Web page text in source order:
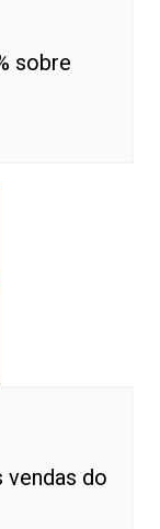
sobre
vendas do